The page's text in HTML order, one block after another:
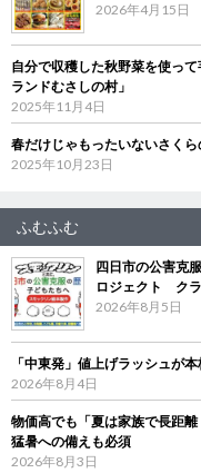
2026年4月15日
自分で収穫した秋野菜を使っ
ランドむさしの村」
2025年11月4日
春だけじゃもったいないさく
2025年10月23日
ふむふむ
四日市の公害克
ロジェクト ク
2026年8月5日
「中東発」値上げラッシュが
2026年8月4日
物価高でも「夏は家族で長距
猛暑への備えも必須
2026年8月3日